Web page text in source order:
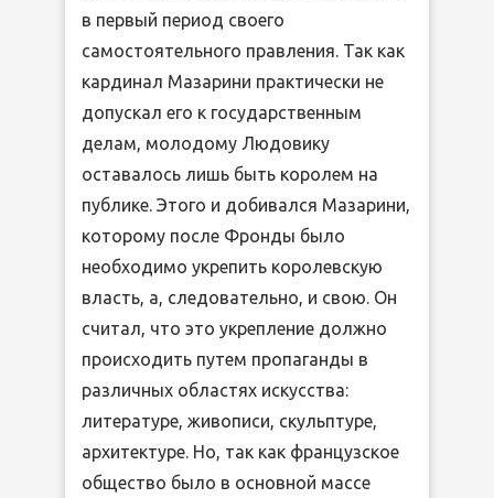
в первый период своего
самостоятельного правления. Так как
кардинал Мазарини практически не
допускал его к государственным
делам, молодому Людовику
оставалось лишь быть королем на
публике. Этого и добивался Мазарини,
которому после Фронды было
необходимо укрепить королевскую
власть, а, следовательно, и свою. Он
считал, что это укрепление должно
происходить путем пропаганды в
различных областях искусства:
литературе, живописи, скульптуре,
архитектуре. Но, так как французское
общество было в основной массе